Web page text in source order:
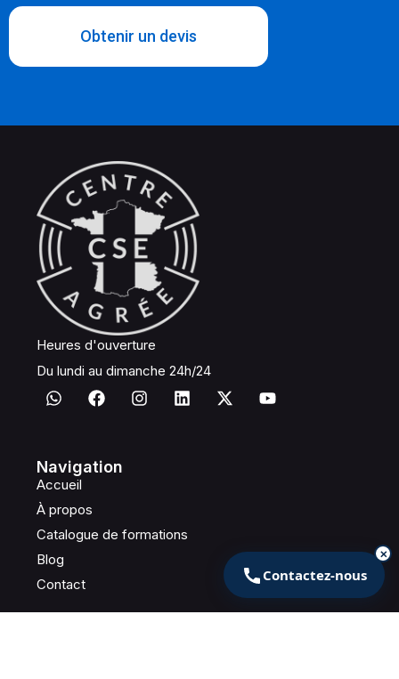
Obtenir un devis
Heures d'ouverture
Du lundi au dimanche 24h/24
Navigation
Accueil
À propos
Catalogue de formations
Blog
Contact
Contactez-nous
✕